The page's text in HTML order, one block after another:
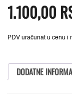
je
bila:
1.100,00 je:
PDV uračunat u cenu i
DODATNE